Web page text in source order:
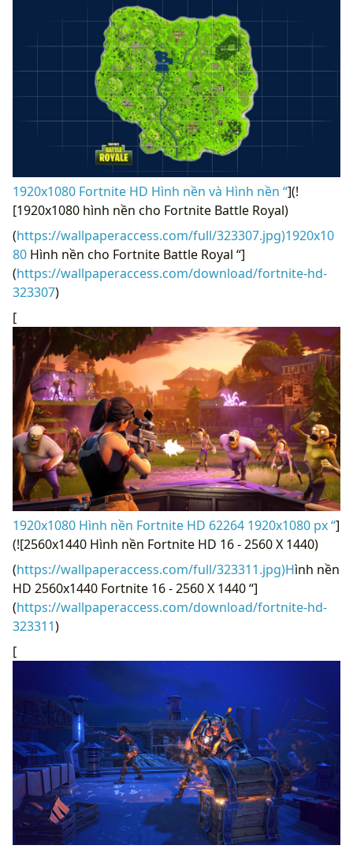
1920x1080 Fortnite HD Hình nền và Hình nền “](!
[1920x1080 hình nền cho Fortnite Battle Royal)
(https://wallpaperaccess.com/full/323307.jpg)1920x10
80 Hình nền cho Fortnite Battle Royal “]
(https://wallpaperaccess.com/download/fortnite-hd-
323307)
[
1920x1080 Hình nền Fortnite HD 62264 1920x1080 px “]
(![2560x1440 Hình nền Fortnite HD 16 - 2560 X 1440)
(https://wallpaperaccess.com/full/323311.jpg)Hình nền
HD 2560x1440 Fortnite 16 - 2560 X 1440 “]
(https://wallpaperaccess.com/download/fortnite-hd-
323311)
[